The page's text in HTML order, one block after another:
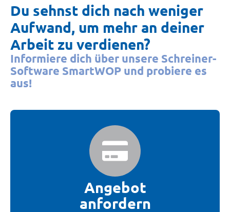
Du sehnst dich nach weniger
Aufwand, um mehr an deiner
Arbeit zu verdienen?
Informiere dich über unsere Schreiner-
Software SmartWOP und probiere es
aus!
Angebot
anfordern